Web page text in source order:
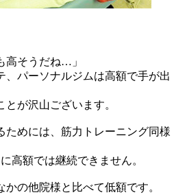
高そうだね…」
、パーソナルジムは高額で手が出
が沢山ございます。
めには、 筋力トレーニング同様
高額では継続できません。
の他院様と比べて低額です。